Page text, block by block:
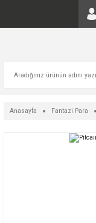
Anasayfa Fantazi Para